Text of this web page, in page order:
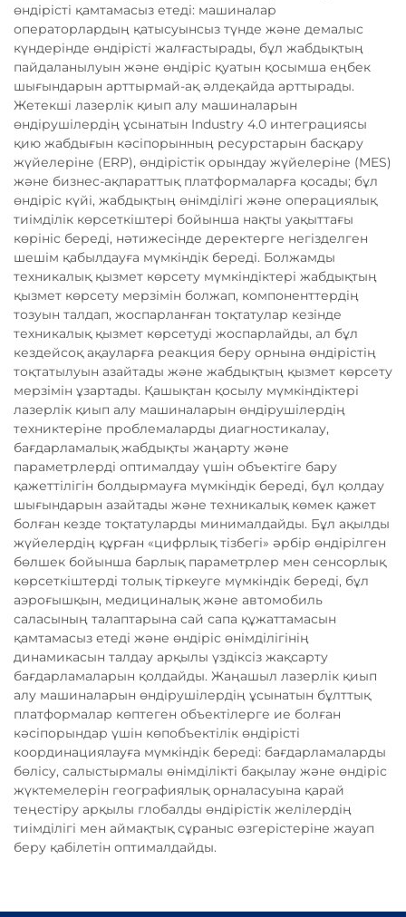
өндірісті қамтамасыз етеді: машиналар
операторлардың қатысуынсыз түнде және демалыс
күндерінде өндірісті жалғастырады, бұл жабдықтың
пайдаланылуын және өндіріс қуатын қосымша еңбек
шығындарын арттырмай-ақ әлдеқайда арттырады.
Жетекші лазерлік қиып алу машиналарын
өндірушілердің ұсынатын Industry 4.0 интеграциясы
қию жабдығын кәсіпорынның ресурстарын басқару
жүйелеріне (ERP), өндірістік орындау жүйелеріне (MES)
және бизнес-ақпараттық платформаларға қосады; бұл
өндіріс күйі, жабдықтың өнімділігі және операциялық
тиімділік көрсеткіштері бойынша нақты уақыттағы
көрініс береді, нәтижесінде деректерге негізделген
шешім қабылдауға мүмкіндік береді. Болжамды
техникалық қызмет көрсету мүмкіндіктері жабдықтың
қызмет көрсету мерзімін болжап, компоненттердің
тозуын талдап, жоспарланған тоқтатулар кезінде
техникалық қызмет көрсетуді жоспарлайды, ал бұл
кездейсоқ ақауларға реакция беру орнына өндірістің
тоқтатылуын азайтады және жабдықтың қызмет көрсету
мерзімін ұзартады. Қашықтан қосылу мүмкіндіктері
лазерлік қиып алу машиналарын өндірушілердің
техниктеріне проблемаларды диагностикалау,
бағдарламалық жабдықты жаңарту және
параметрлерді оптималдау үшін объектіге бару
қажеттілігін болдырмауға мүмкіндік береді, бұл қолдау
шығындарын азайтады және техникалық көмек қажет
болған кезде тоқтатуларды минималдайды. Бұл ақылды
жүйелердің құрған «цифрлық тізбегі» әрбір өндірілген
бөлшек бойынша барлық параметрлер мен сенсорлық
көрсеткіштерді толық тіркеуге мүмкіндік береді, бұл
аэроғышқын, медициналық және автомобиль
саласының талаптарына сай сапа құжаттамасын
қамтамасыз етеді және өндіріс өнімділігінің
динамикасын талдау арқылы үздіксіз жақсарту
бағдарламаларын қолдайды. Жаңашыл лазерлік қиып
алу машиналарын өндірушілердің ұсынатын бұлттық
платформалар көптеген объектілерге ие болған
кәсіпорындар үшін көпобъектілік өндірісті
координациялауға мүмкіндік береді: бағдарламаларды
бөлісу, салыстырмалы өнімділікті бақылау және өндіріс
жүктемелерін географиялық орналасуына қарай
теңестіру арқылы глобалды өндірістік желілердің
тиімділігі мен аймақтық сұраныс өзгерістеріне жауап
беру қабілетін оптималдайды.